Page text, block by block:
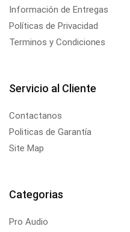
Información de Entregas
Políticas de Privacidad
Terminos y Condiciones
Servicio al Cliente
Contactanos
Politicas de Garantía
Site Map
Categorias
Pro Audio